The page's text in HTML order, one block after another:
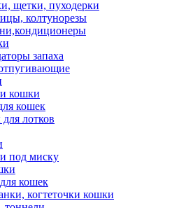
щетки, пуходерки
колтунорезы
запаха
кошки
кошек
лотков
под миску
кошек
когтеточки кошки